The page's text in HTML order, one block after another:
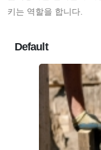
키는 역할을 합니다.
Default